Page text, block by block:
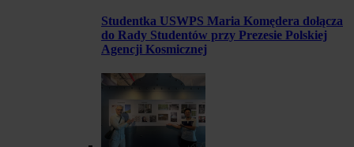
Studentka USWPS Maria Komędera dołącza
do Rady Studentów przy Prezesie Polskiej
Agencji Kosmicznej